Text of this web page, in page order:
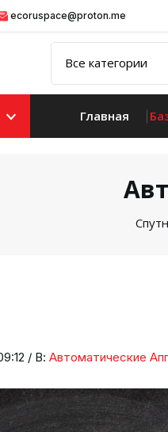
ecoruspace@proton.me
Главная
/ В: Автоматические